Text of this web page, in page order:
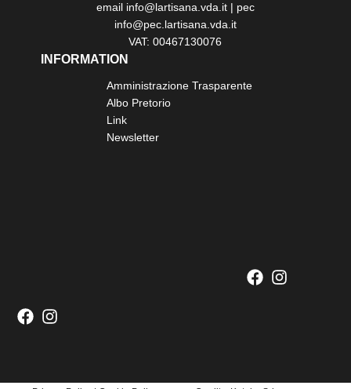
email info@lartisana.vda.it | pec
info@pec.lartisana.vda.it
VAT: 00467130076
INFORMATION
Amministrazione Trasparente
Albo Pretorio
Link
Newsletter